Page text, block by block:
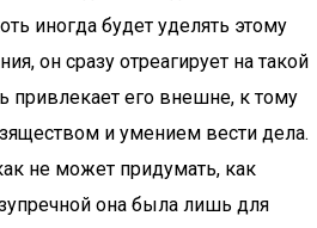
иногда будет уделять этому
он сразу отреагирует на такой
привлекает его внешне, к тому
и умением вести дела.
не может придумать, как
она была лишь для